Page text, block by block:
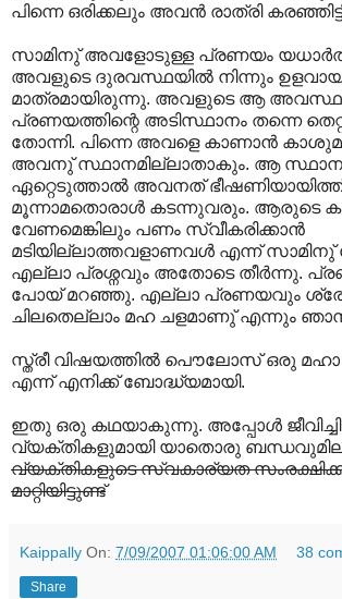
പിന്നെ ഒരിക്കലും അവന്‍ രാത്രി
സാമിനു് അവളോടുള്ള പ്രണയം
അവളുടെ ദുരവസ്ഥയില്‍ നിന്നും
മാത്രമായിരുന്നു. അവളുടെ ആ അവസ്ഥ
പ്രണയത്തിന്റെ അടിസ്ഥാനം തന്നെ
തോന്നി. പിന്നെ അവളെ കാണാന്‍
അവനു് സ്ഥാനമില്ലാതാകും. ആ സ്ഥാനം
ഏറ്റെടുത്താല്‍ അവനത്
മൂന്നാമതൊരാള്‍ കടന്നുവരും. ആരുടെ
വേണമെങ്കിലും പണം സ്വീകരിക്കാന്‍
മടിയില്ലാത്തവളാണവള്‍ എന്ന്
എല്ലാ പ്രശ്നവും അതോടെ തീര്‍ന്നു.
പോയ് മറഞ്ഞു. എല്ലാ പ്രണയവും
ചിലതെല്ലാം മഹ ചളമാണു് എന്നും
സ്ത്രീ വിഷയത്തില്‍ പൌലോസ് ഒരു
എന്ന് എനിക്ക് ബോദ്ധ്യമായി.
ഇതു ഒരു കഥയാകുന്നു. അപ്പോള്‍
വ്യക്തികളുമായി യാതൊരു
വ്യക്തികളുടെ സ്വകാര്യത
മാറ്റിയിട്ടുണ്ട്
Kaippally On: 7/09/2007 01:06:00 AM 38
Share